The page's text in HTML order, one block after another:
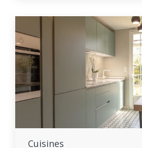
Cuisines